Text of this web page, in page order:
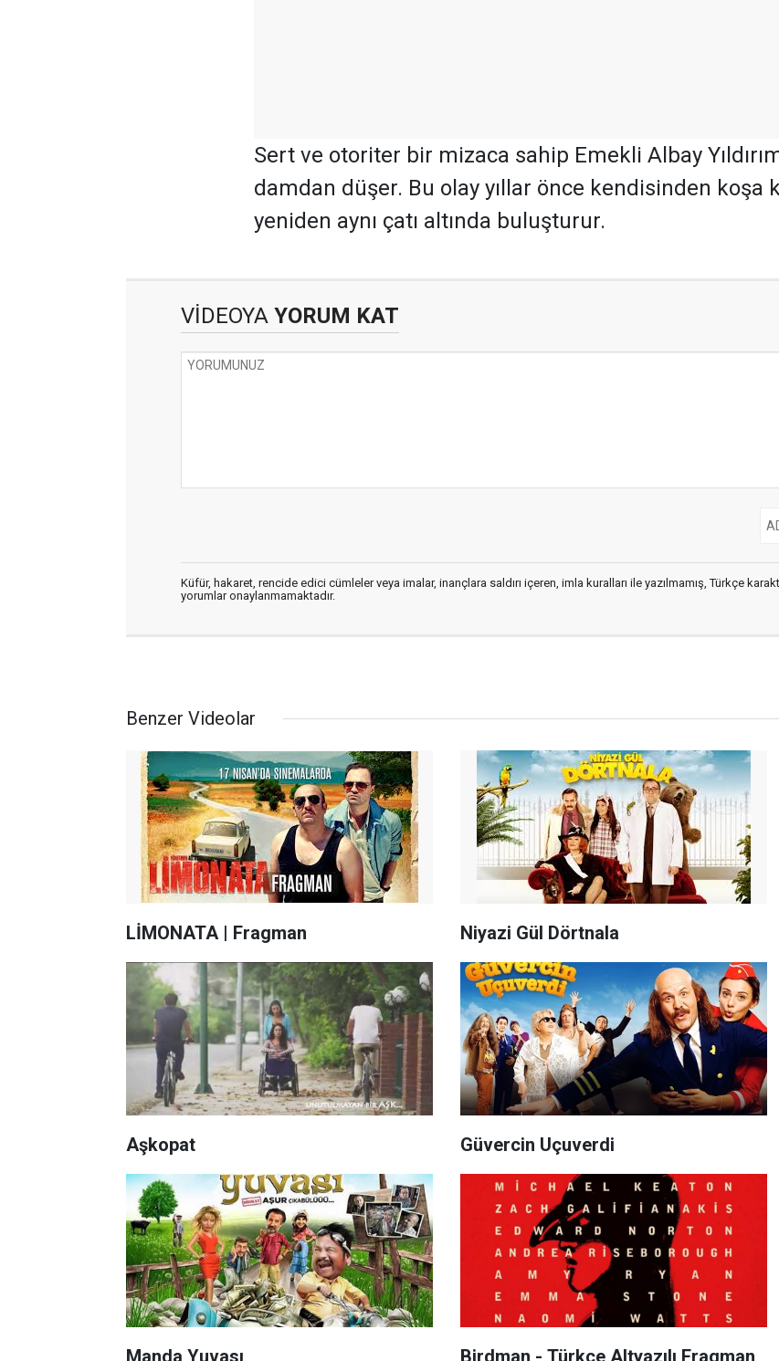
Sert ve otoriter bir mizaca sahip Emekli Albay
damdan düşer. Bu olay yıllar önce kendisinden koşa
yeniden aynı çatı altında buluşturur.
VİDEOYA YORUM KAT
Küfür, hakaret, rencide edici cümleler veya imalar, inançlara saldırı içeren, imla kuralları ile yazılmamış, Türkçe
yorumlar onaylanmamaktadır.
Benzer Videolar
LİMONATA | Fragman Niyazi Gül Dörtnala
Aşkopat Güvercin Uçuverdi
Manda Yuvası Birdman - Türkçe Altyazılı Fragman